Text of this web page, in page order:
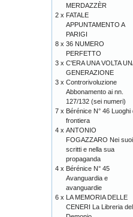
MERDAZZÈR
2 x FATALE
APPUNTAMENTO A
PARIGI
8 x 36 NUMERO
PERFETTO
3 x C'ERA UNA VOLTA
GENERAZIONE
3 x Controrivoluzione
Abbonamento ai nn.
127/132 (sei numeri)
7 x Bérénice N° 46 Luoghi
frontiera
4 x ANTONIO
FOGAZZARO Nei suoi
scritti e nella sua
propaganda
4 x Bérénice N° 45
Avanguardia e
avanguardie
6 x LA MEMORIA DELLE
CENERI La Libreria del